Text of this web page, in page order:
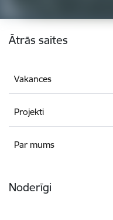
Kājene
Ātrās saites
Vakances
Projekti
Par mums
Noderīgi